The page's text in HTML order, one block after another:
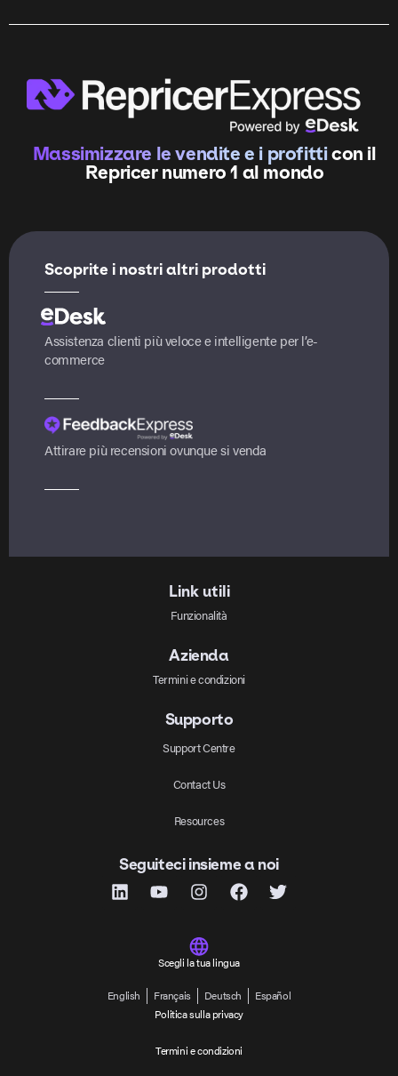
Massimizzare le vendite e i profitticon il
Repricer numero 1 al mondo
Scoprite i nostri altri prodotti
Assistenza clienti più veloce e intelligente per l’e-
commerce
Attirare più recensioni ovunque si venda
Link utili
Funzionalità
Azienda
Termini e condizioni
Supporto
Support Centre
Contact Us
Resources
Seguiteci insieme a noi
Scegli la tua lingua
English Français Deutsch
Español
Politica sulla privacy
Termini e condizioni